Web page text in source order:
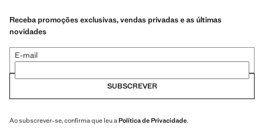
Receba promoções exclusivas, vendas privadas e as últimas
novidades
E-mail
SUBSCREVER
Ao subscrever-se, confirma que leu a Política de Privacidade.